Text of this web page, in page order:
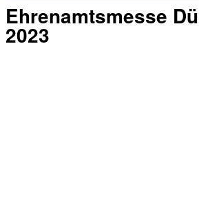
Ehrenamtsmesse
2023